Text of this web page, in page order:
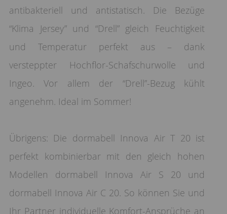
antibakteriell und antistatisch. Die Bezüge
“Klima Jersey” und “Drell” gleich Feuchtigkeit
und Temperatur perfekt aus – dank
versteppter Hochflor-Schafschurwolle und
Ingeo. Vor allem der “Drell”-Bezug kühlt
angenehm. Ideal im Sommer!
Übrigens: Die dormabell Innova Air T 20 ist
perfekt kombinierbar mit den gleich hohen
Modellen dormabell Innova Air S 20 und
dormabell Innova Air C 20. So können Sie und
Ihr Partner individuelle Komfort-Ansprüche an